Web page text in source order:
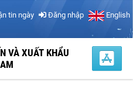
tin ngày Đăng nhập English
VÀ XUẤT KHẨU